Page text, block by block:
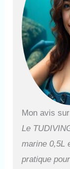
Mon avis
Le
marine 0,5L
pratique